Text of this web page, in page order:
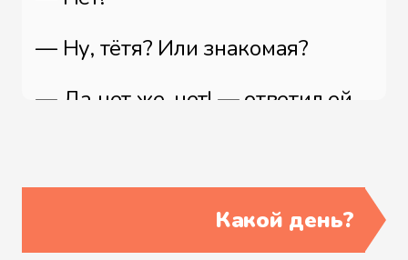
— Ну, тётя? Или знакомая?
— Да нет же, нет! — ответил ей
Какой день?